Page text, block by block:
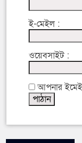
ই-মেইল :
ওয়েবসাইট :
আপনার